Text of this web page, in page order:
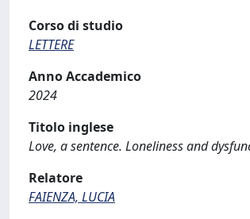
Corso di studio
LETTERE
Anno Accademico
2024
Titolo inglese
Love, a sentence. Loneliness and
Relatore
FAIENZA, LUCIA